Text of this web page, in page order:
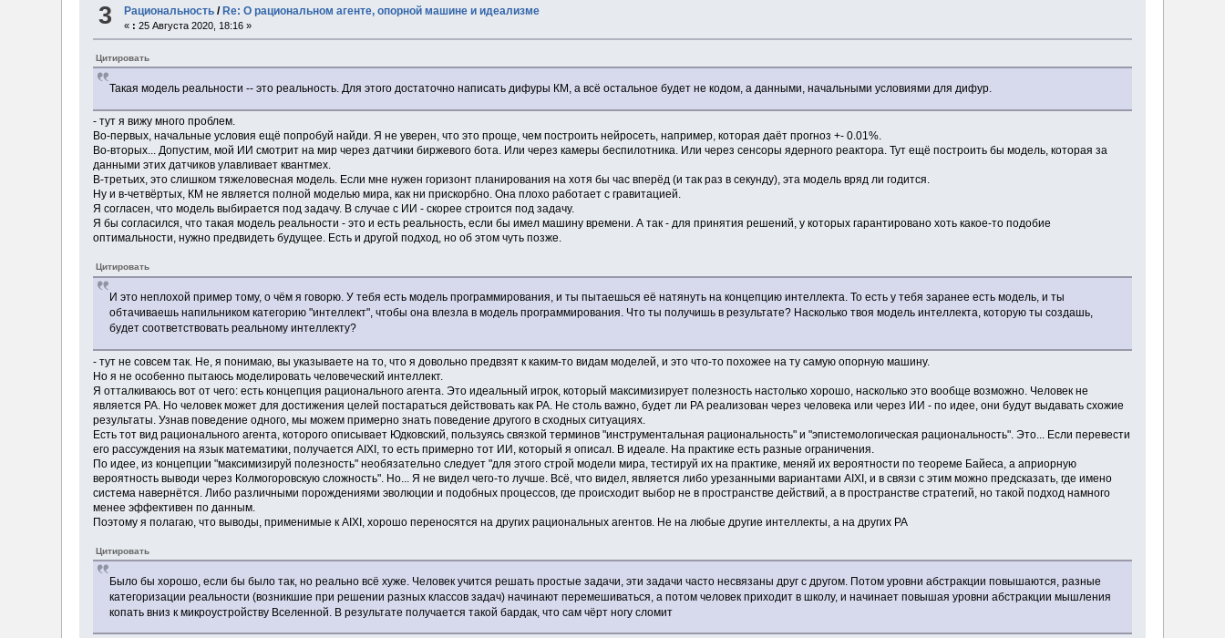
3 Рациональность / Re: О рациональном агенте, опорной машине и идеализме
« : 25 Августа 2020, 18:16 »
Цитировать
Такая модель реальности -- это реальность. Для этого достаточно написать дифуры КМ, а всё остальное будет не кодом, а данными, начальными условиями для дифур.
- тут я вижу много проблем.
Во-первых, начальные условия ещё попробуй найди. Я не уверен, что это проще, чем построить нейросеть, например, которая даёт прогноз +- 0.01%.
Во-вторых... Допустим, мой ИИ смотрит на мир через датчики биржевого бота. Или через камеры беспилотника. Или через сенсоры ядерного реактора. Тут ещё построить бы модель, которая за
данными этих датчиков улавливает квантмех.
В-третьих, это слишком тяжеловесная модель. Если мне нужен горизонт планирования на хотя бы час вперёд (и так раз в секунду), эта модель вряд ли годится.
Ну и в-четвёртых, КМ не является полной моделью мира, как ни прискорбно. Она плохо работает с гравитацией.
Я согласен, что модель выбирается под задачу. В случае с ИИ - скорее строится под задачу.
Я бы согласился, что такая модель реальности - это и есть реальность, если бы имел машину времени. А так - для принятия решений, у которых гарантировано хоть какое-то подобие
оптимальности, нужно предвидеть будущее. Есть и другой подход, но об этом чуть позже.
Цитировать
И это неплохой пример тому, о чём я говорю. У тебя есть модель программирования, и ты пытаешься её натянуть на концепцию интеллекта. То есть у тебя заранее есть модель, и ты
обтачиваешь напильником категорию "интеллект", чтобы она влезла в модель программирования. Что ты получишь в результате? Насколько твоя модель интеллекта, которую ты создашь,
будет соответствовать реальному интеллекту?
- тут не совсем так. Не, я понимаю, вы указываете на то, что я довольно предвзят к каким-то видам моделей, и это что-то похожее на ту самую опорную машину.
Но я не особенно пытаюсь моделировать человеческий интеллект.
Я отталкиваюсь вот от чего: есть концепция рационального агента. Это идеальный игрок, который максимизирует полезность настолько хорошо, насколько это вообще возможно. Человек не
является РА. Но человек может для достижения целей постараться действовать как РА. Не столь важно, будет ли РА реализован через человека или через ИИ - по идее, они будут выдавать схожие
результаты. Узнав поведение одного, мы можем примерно знать поведение другого в сходных ситуациях.
Есть тот вид рационального агента, которого описывает Юдковский, пользуясь связкой терминов "инструментальная рациональность" и "эпистемологическая рациональность". Это... Если перевести
его рассуждения на язык математики, получается AIXI, то есть примерно тот ИИ, который я описал. В идеале. На практике есть разные ограничения.
По идее, из концепции "максимизируй полезность" необязательно следует "для этого строй модели мира, тестируй их на практике, меняй их вероятности по теореме Байеса, а априорную
вероятность выводи через Колмогоровскую сложность". Но... Я не видел чего-то лучше. Всё, что видел, является либо урезанными вариантами AIXI, и в связи с этим можно предсказать, где имено
система навернётся. Либо различными порождениями эволюции и подобных процессов, где происходит выбор не в пространстве действий, а в пространстве стратегий, но такой подход намного
менее эффективен по данным.
Поэтому я полагаю, что выводы, применимые к AIXI, хорошо переносятся на других рациональных агентов. Не на любые другие интеллекты, а на других РА
Цитировать
Было бы хорошо, если бы было так, но реально всё хуже. Человек учится решать простые задачи, эти задачи часто несвязаны друг с другом. Потом уровни абстракции повышаются, разные
категоризации реальности (возникшие при решении разных классов задач) начинают перемешиваться, а потом человек приходит в школу, и начинает повышая уровни абстракции мышления
копать вниз к микроустройству Вселенной. В результате получается такой бардак, что сам чёрт ногу сломит